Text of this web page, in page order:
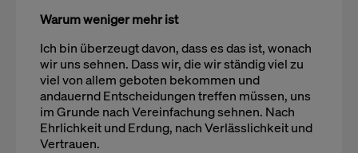
Warum weniger mehr ist
Ich bin überzeugt davon, dass es das ist, wonach
wir uns sehnen. Dass wir, die wir ständig viel zu
viel von allem geboten bekommen und
andauernd Entscheidungen treffen müssen, uns
im Grunde nach Vereinfachung sehnen. Nach
Ehrlichkeit und Erdung, nach Verlässlichkeit und
Vertrauen.